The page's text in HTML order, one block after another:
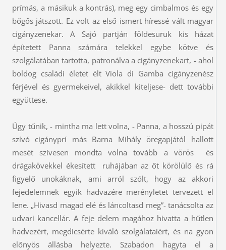
prímás, a másikuk a kontrás), meg egy cimbalmos és egy
bőgős játszott. Ez volt az első ismert híressé vált magyar
cigányzenekar. A Sajó partján földesuruk kis házat
építetett Panna számára telekkel egybe kötve és
szolgálatában tartotta, patronálva a cigányzenekart, - ahol
boldog családi életet élt Viola di Gamba cigányzenész
férjével és gyermekeivel, akikkel kiteljese- dett további
együttese.
Úgy tűnik, - mintha ma lett volna, - Panna, a hosszú pipát
szívó cigányprí más Barna Mihály öregapjától hallott
mesét szívesen mondta volna tovább a vörös és
drágakövekkel ékesített ruhájában az őt körölülő és rá
figyelő unokáknak, ami arról szólt, hogy az akkori
fejedelemnek egyik hadvazére merényletet tervezett el
lene. „Hivasd magad elé és láncoltasd meg”- tanácsolta az
udvari kancellár. A feje delem magához hivatta a hűtlen
hadvezért, megdicsérte kiváló szolgálataiért, és na gyon
előnyös állásba helyezte. Szabadon hagyta el a